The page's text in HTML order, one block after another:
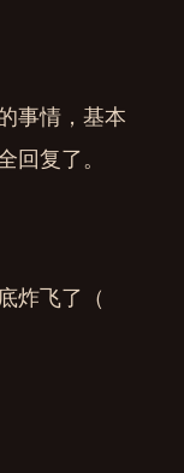
事情，基本
回复了。
炸飞了（